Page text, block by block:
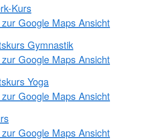
Kurs
Google Maps Ansicht
Gymnastik
Google Maps Ansicht
Yoga
Google Maps Ansicht
Google Maps Ansicht